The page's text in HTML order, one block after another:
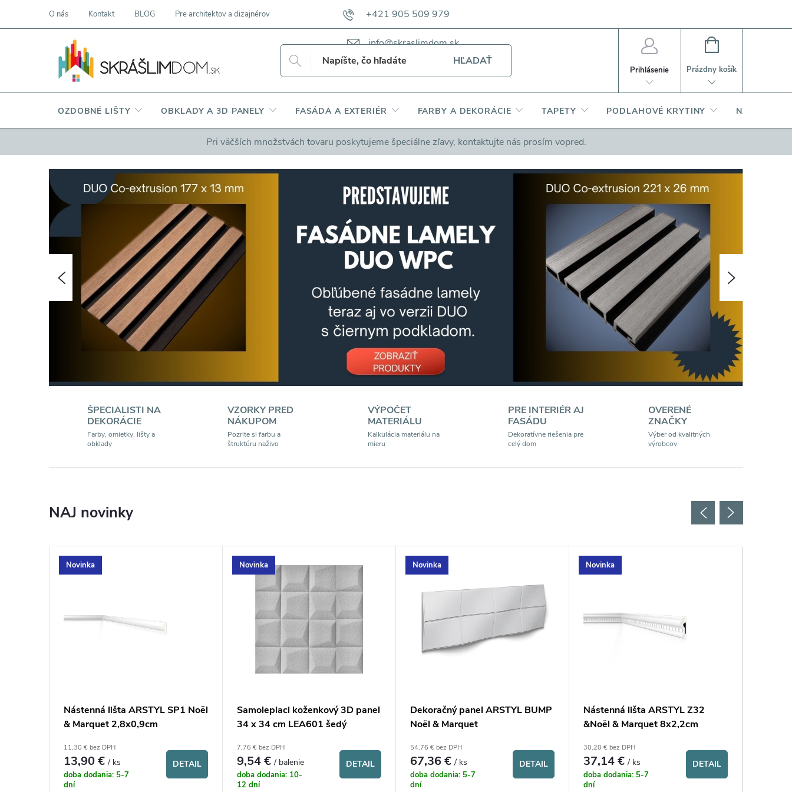
+421 905 509 979
info@skraslimdom.sk
O nás Kontakt BLOG Pre architektov a dizajnérov VZORKOVNÍKY TKANÍN CAMFERO VZORKOVNÍK TKANÍN DAPPI
HĽADAŤ
Prihlásenie
NÁKUPNÝ
Prázdny košík
OZDOBNÉ LIŠTY OBKLADY A 3D PANELY FASÁDA A EXTERIÉR FARBY A DEKORÁCIE TAPETY PODLAHOVÉ KRYTINY NARDI –
Pri väčších množstvách tovaru poskytujeme špeciálne zľavy, kontaktujte nás prosím vopred.
N
i
e
s
m
e
s
h
o
Predchádzajúce
ŠPECIALISTI NA
DEKORÁCIE
Farby, omietky, lišty a
obklady
VZORKY PRED
NÁKUPOM
Pozrite si farbu a
štruktúru naživo
VÝPOČET
MATERIÁLU
Kalkulácia materiálu na
mieru
PRE INTERIÉR AJ
FASÁDU
Dekoratívne riešenia pre
celý dom
OVERENÉ
ZNAČKY
Výber od kvalitných
výrobcov
NAJ novinky
Novinka
Nástenná lišta ARSTYL SP1 Noël
& Marquet 2,8x0,9cm
11,30 € bez DPH
13,90 €/ ks
doba dodania: 5-7
dní
DETAIL
Novinka
Samolepiaci koženkový 3D panel
34 x 34 cm LEA601 šedý
7,76 € bez DPH
9,54 €/ balenie
doba dodania: 10-
12 dní
DETAIL
Novinka
Dekoračný panel ARSTYL BUMP
Noël & Marquet
54,76 € bez DPH
67,36 €/ ks
doba dodania: 5-7
dní
DETAIL
Novinka
Nástenná lišta ARSTYL Z32
&Noël & Marquet 8x2,2cm
30,20 € bez DPH
37,14 €/ ks
doba dodania: 5-7
dní
DETAIL